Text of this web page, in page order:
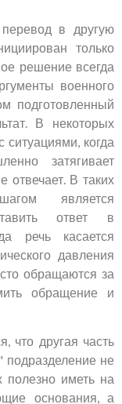
в другую
только
решение всегда
военного
подготовленный
В некоторых
ситуациями, когда
затягивает
отвечает. В таких
является
ответ в
речь касается
давления
обращаются за
обращение и
что другая часть
подразделение не
полезно иметь на
основания, а